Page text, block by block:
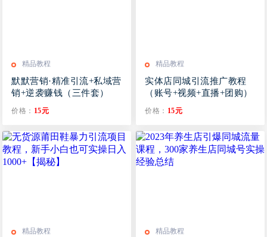
精品教程
默默营销·精准引流+私域营
销+逆袭赚钱（三件套）
价格： 15元
精品教程
实体店同城引流推广教程
（账号+视频+直播+团购）
价格： 15元
精品教程 精品教程